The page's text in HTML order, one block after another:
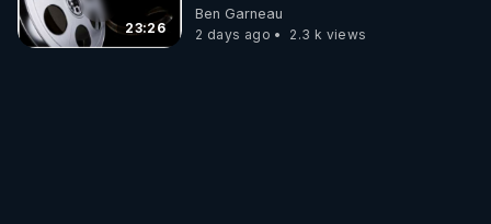
23:26
Ben Garneau
2 days ago
2.3 k views